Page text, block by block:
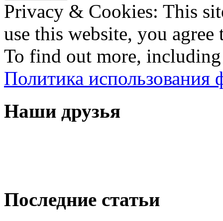
Privacy & Cookies: This
use this website, you agree
To find out more,
Политика использования
Наши друзья
Последние статьи